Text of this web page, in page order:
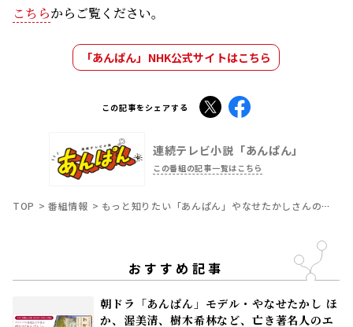
こちらからご覧ください。
「あんぱん」NHK公式サイトはこちら
この記事をシェアする X Facebook
連続テレビ小説「あんぱん」
この番組の記事一覧はこちら
TOP 番組情報 もっと知りたい「あんぱん」やなせたかしさんのこと
おすすめ記事
朝ドラ「あんぱん」モデル・やなせたかし ほ
か、渥美清、樹木希林など、亡き著名人のエ